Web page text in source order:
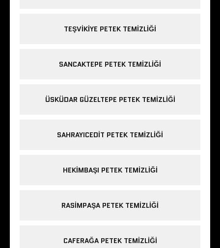
TEŞVIKIYE PETEK TEMIZLIĞI
SANCAKTEPE PETEK TEMIZLIĞI
ÜSKÜDAR GÜZELTEPE PETEK TEMIZLIĞI
SAHRAYICEDIT PETEK TEMIZLIĞI
HEKIMBAŞI PETEK TEMIZLIĞI
RASIMPAŞA PETEK TEMIZLIĞI
CAFERAĞA PETEK TEMIZLIĞI